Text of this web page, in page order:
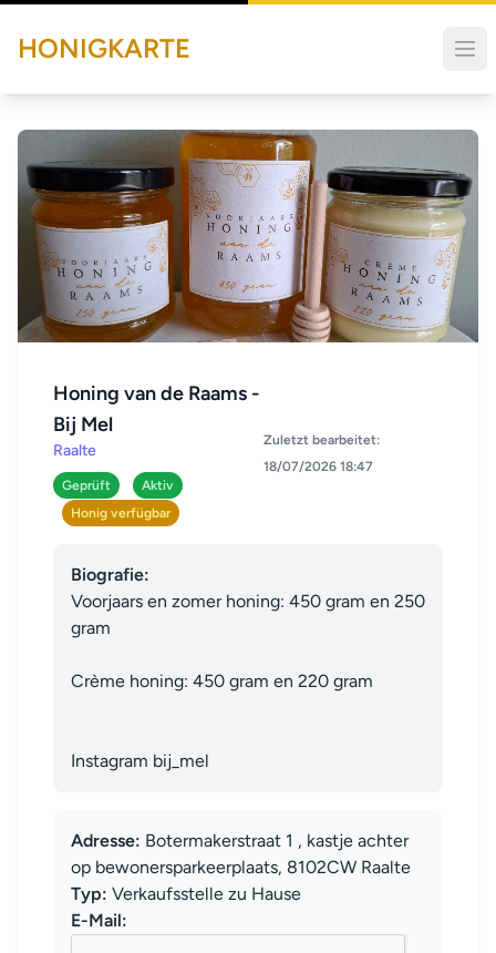
HONIGKARTE
Honing van de Raams -
Bij Mel
Raalte
Geprüft
Aktiv
Honig verfügbar
Zuletzt bearbeitet:
18/07/2026 18:47
Biografie:
Voorjaars en zomer honing: 450 gram en 250
gram
Crème honing: 450 gram en 220 gram
Instagram bij_mel
Adresse: Botermakerstraat 1 , kastje achter
op bewonersparkeerplaats, 8102CW Raalte
Typ: Verkaufsstelle zu Hause
E-Mail: